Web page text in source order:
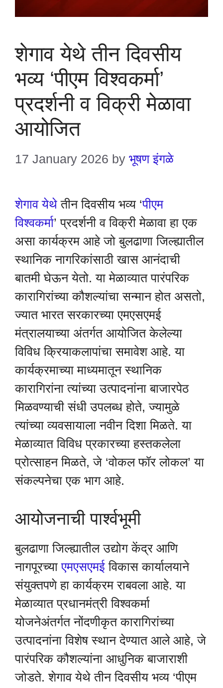
शेगाव येथे तीन दिवसीय
भव्य ‘पीएम विश्वकर्मा’
प्रदर्शनी व विक्री मेळावा
आयोजित
17 January 2026 by भूषण इंगळे
शेगाव येथे तीन दिवसीय भव्य ‘पीएम
विश्वकर्मा’ प्रदर्शनी व विक्री मेळावा हा एक
असा कार्यक्रम आहे जो बुलढाणा जिल्ह्यातील
स्थानिक नागरिकांसाठी खास आनंदाची
बातमी घेऊन येतो. या मेळाव्यात पारंपरिक
कारागिरांच्या कौशल्यांचा सन्मान होत असतो,
ज्यात भारत सरकारच्या एमएसएमई
मंत्रालयाच्या अंतर्गत आयोजित केलेल्या
विविध क्रियाकलापांचा समावेश आहे. या
कार्यक्रमाच्या माध्यमातून स्थानिक
कारागिरांना त्यांच्या उत्पादनांना बाजारपेठ
मिळवण्याची संधी उपलब्ध होते, ज्यामुळे
त्यांच्या व्यवसायाला नवीन दिशा मिळते. या
मेळाव्यात विविध प्रकारच्या हस्तकलेला
प्रोत्साहन मिळते, जे ‘वोकल फॉर लोकल’ या
संकल्पनेचा एक भाग आहे.
आयोजनाची पार्श्वभूमी
बुलढाणा जिल्ह्यातील उद्योग केंद्र आणि
नागपूरच्याएमएसएमई विकास कार्यालयाने
संयुक्तपणे हा कार्यक्रम राबवला आहे. या
मेळाव्यात प्रधानमंत्री विश्वकर्मा
योजनेअंतर्गत नोंदणीकृत कारागिरांच्या
उत्पादनांना विशेष स्थान देण्यात आले आहे, जे
पारंपरिक कौशल्यांना आधुनिक बाजाराशी
जोडते. शेगाव येथे तीन दिवसीय भव्य ‘पीएम